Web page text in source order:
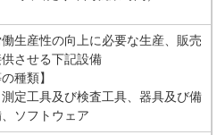
生産性の向上に必要な生産、販売
させる下記設備
種類】
定工具及び検査工具、器具及び備
ソフトウェア